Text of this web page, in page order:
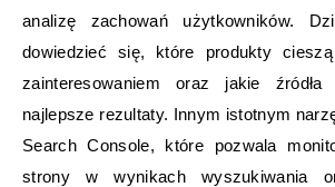
analizę zachowań użytkowników.
dowiedzieć się, które produkty
zainteresowaniem oraz jakie
najlepsze rezultaty. Innym istotnym
Search Console, które pozwala
strony w wynikach wyszukiwania